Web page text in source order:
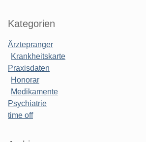
Kategorien
Ärztepranger
Krankheitskarte
Praxisdaten
Honorar
Medikamente
Psychiatrie
time off